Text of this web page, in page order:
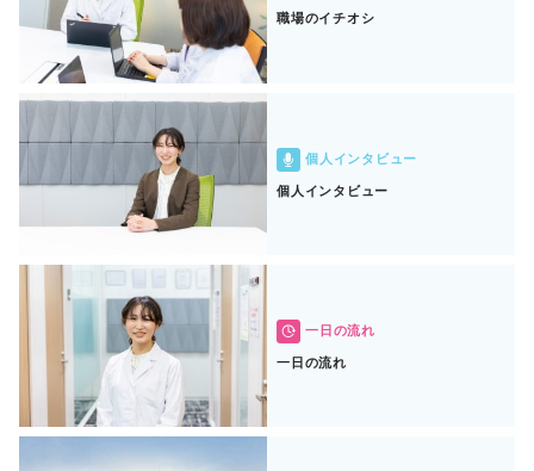
職場のイチオシ
個人インタビュー
個人インタビュー
一日の流れ
一日の流れ